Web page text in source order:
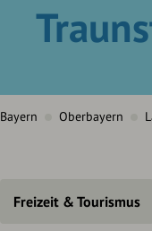
Bayern Oberbayern
Freizeit & Tourismus